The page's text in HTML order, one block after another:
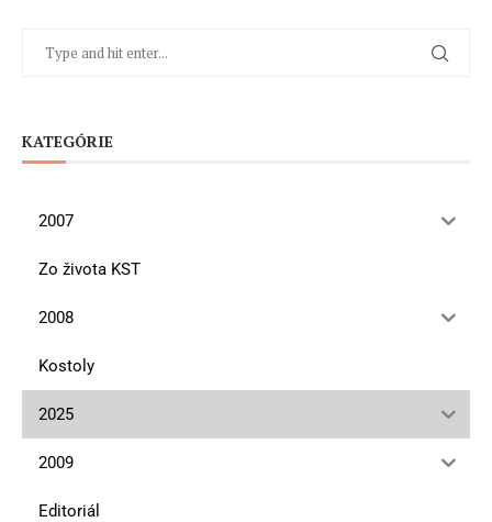
KATEGÓRIE
2007
Zo života KST
2008
Kostoly
2025
2009
Editoriál